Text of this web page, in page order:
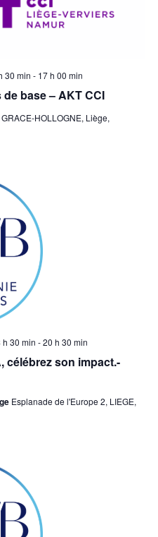
base – AKT CCI
30 min - 17 h 00 min
HOLLOGNE, Liège,
célébrez son impact.-
h 30 min -20 h 30 min
Esplanade de l'Europe 2, LIEGE,